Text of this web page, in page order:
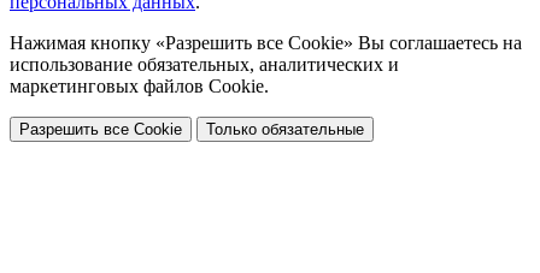
Нажимая кнопку «Разрешить все Cookie» Вы соглашаетесь на
использование обязательных, аналитических и
маркетинговых файлов Cookie.
Разрешить все Cookie Только обязательные